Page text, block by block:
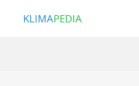
KLIMAPEDIA